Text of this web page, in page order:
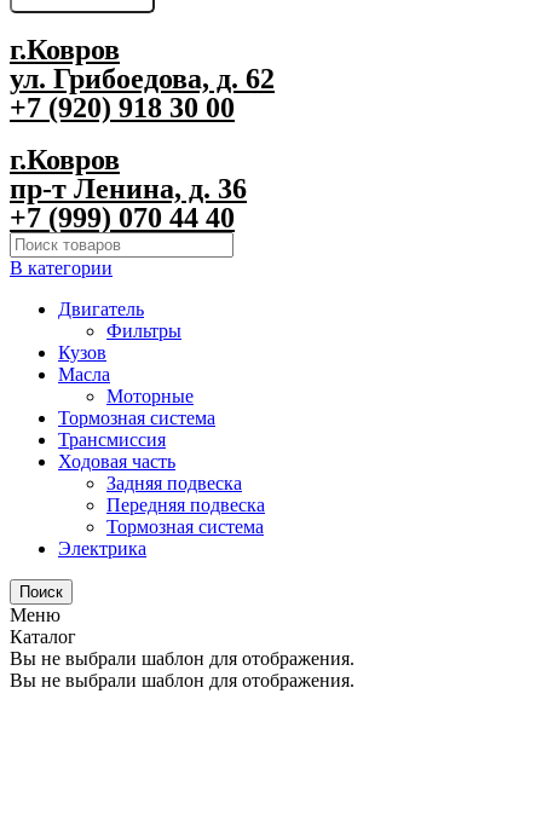
г.Ковров
ул. Грибоедова, д. 62
+7 (920) 918 30 00
г.Ковров
пр-т Ленина, д. 36
+7 (999) 070 44 40
В категории
Двигатель
Фильтры
Кузов
Масла
Моторные
Тормозная система
Трансмиссия
Ходовая часть
Задняя подвеска
Передняя подвеска
Тормозная система
Электрика
Поиск
Меню
Каталог
Вы не выбрали шаблон для отображения.
Вы не выбрали шаблон для отображения.